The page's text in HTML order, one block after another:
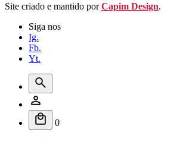
Site criado e mantido porCapim Design.
Siga nos
Ig.
Fb.
Yt.
0